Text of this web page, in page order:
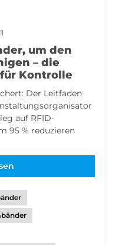
um den
– die
Kontrolle
Der Leitfaden
auf RFID-
95 % reduzieren